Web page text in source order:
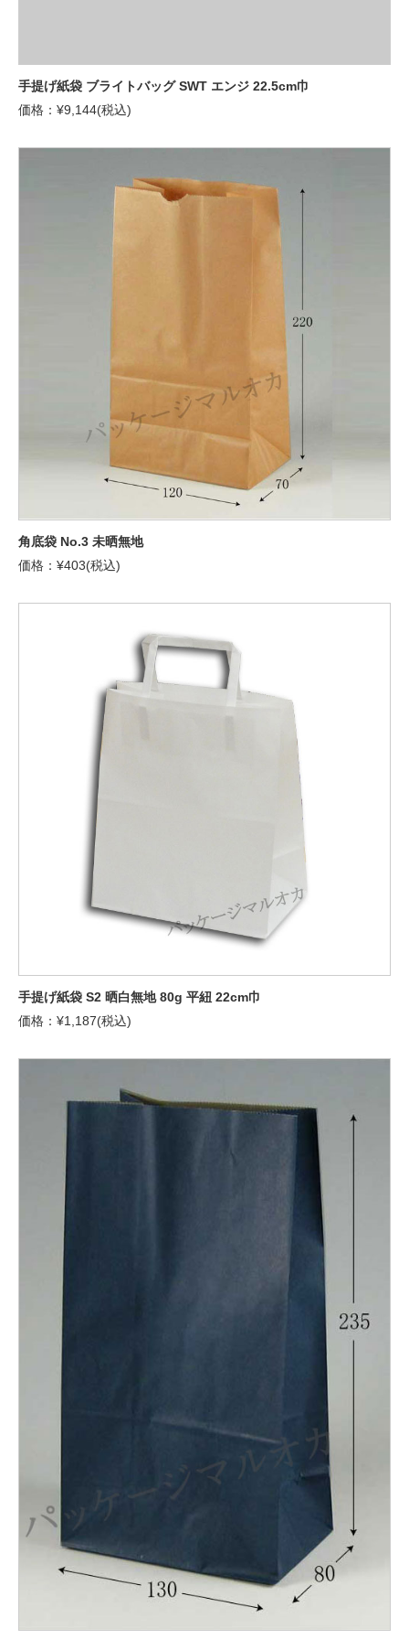
手提げ紙袋 ブライトバッグ SWT エンジ 22.5cm巾
価格：¥9,144(税込)
角底袋 No.3 未晒無地
価格：¥403(税込)
手提げ紙袋 S2 晒白無地 80g 平紐 22cm巾
価格：¥1,187(税込)